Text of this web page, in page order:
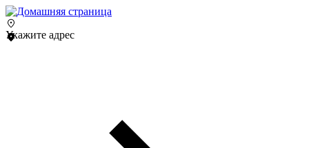
Укажите адрес